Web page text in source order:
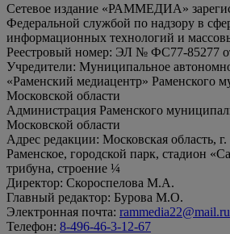
Сетевое издание «РАММЕДИА»
Федеральной службой по надзору в
информационных технологий и
Реестровый номер: ЭЛ № ФС77-85277
Учредители: Муниципальное
«Раменский медиацентр» Раменского
Московской области
Администрация Раменского
Московской области
Адрес редакции: Московская область, г.
Раменское, городской парк, стадион
трибуна, строение ¼
Директор: Скороспелова М.А.
Главный редактор: Бурова М.О.
Электронная почта: rammedia22@mail.ru
Телефон: 8-496-46-3-12-67